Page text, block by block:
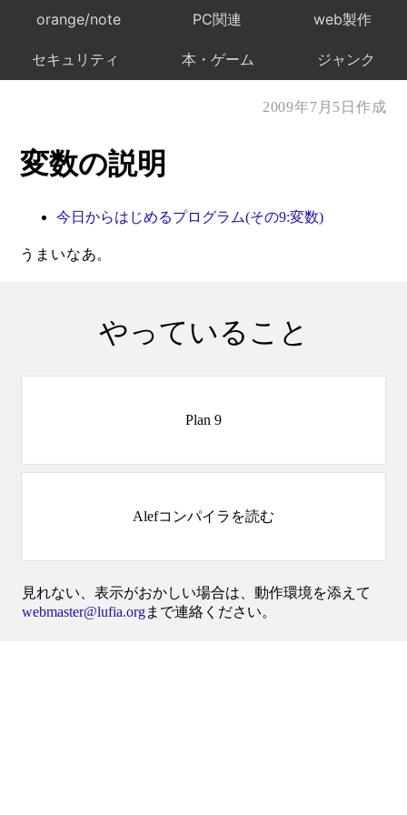
orange/note PC関連 web製作
セキュリティ 本・ゲーム ジャンク
2009年7月5日作成
変数の説明
今日からはじめるプログラム(その9:変数)
うまいなあ。
やっていること
Plan 9
Alefコンパイラを読む
見れない、表示がおかしい場合は、動作環境を添えて
webmaster@lufia.orgまで連絡ください。